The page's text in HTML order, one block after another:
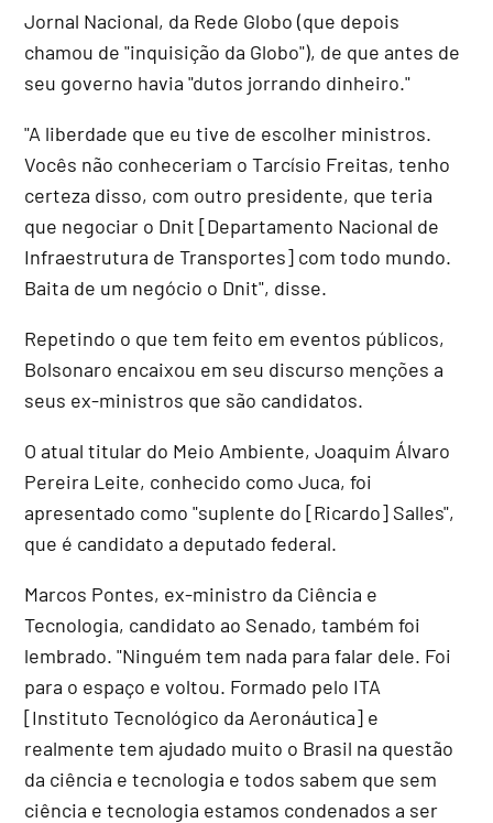
Jornal Nacional, da Rede Globo (que depois
chamou de "inquisição da Globo"), de que antes de
seu governo havia "dutos jorrando dinheiro."
"A liberdade que eu tive de escolher ministros.
Vocês não conheceriam o Tarcísio Freitas, tenho
certeza disso, com outro presidente, que teria
que negociar o Dnit [Departamento Nacional de
Infraestrutura de Transportes] com todo mundo.
Baita de um negócio o Dnit", disse.
Repetindo o que tem feito em eventos públicos,
Bolsonaro encaixou em seu discurso menções a
seus ex-ministros que são candidatos.
O atual titular do Meio Ambiente, Joaquim Álvaro
Pereira Leite, conhecido como Juca, foi
apresentado como "suplente do [Ricardo] Salles",
que é candidato a deputado federal.
Marcos Pontes, ex-ministro da Ciência e
Tecnologia, candidato ao Senado, também foi
lembrado. "Ninguém tem nada para falar dele. Foi
para o espaço e voltou. Formado pelo ITA
[Instituto Tecnológico da Aeronáutica] e
realmente tem ajudado muito o Brasil na questão
da ciência e tecnologia e todos sabem que sem
ciência e tecnologia estamos condenados a ser